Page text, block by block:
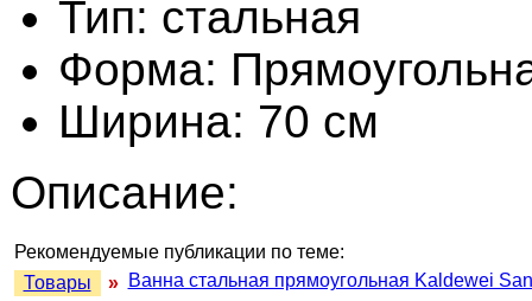
Тип: стальная
Форма:
Ширина: 70 см
Описание:
Рекомендуемые публикации по теме:
Товары
»
Ванна стальная прямоугольная Kaldewei